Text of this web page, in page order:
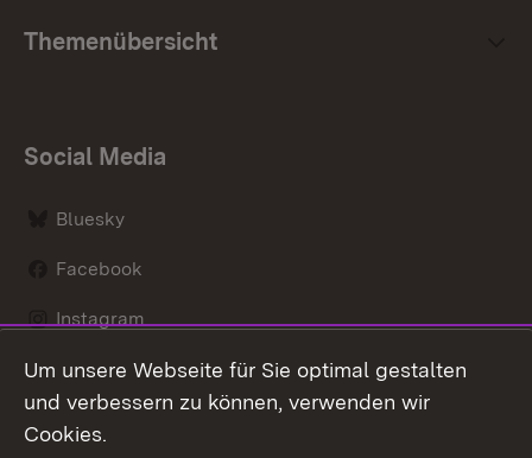
Themenübersicht
Social Media
Bluesky
Facebook
Instagram
LinkedIn
Um unsere Webseite für Sie optimal gestalten
und verbessern zu können, verwenden wir
Cookies.